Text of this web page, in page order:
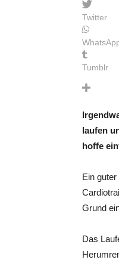
Twitter
Tumblr
laufen
hoffe
Ein
Grund
Das